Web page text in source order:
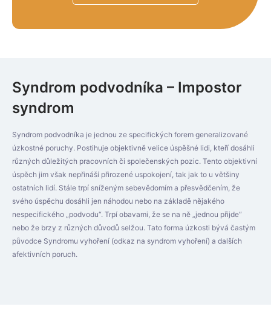
Syndrom podvodníka – Impostor
syndrom
Syndrom podvodníka je jednou ze specifických forem generalizované
úzkostné poruchy. Postihuje objektivně velice úspěšné lidi, kteří dosáhli
různých důležitých pracovních či společenských pozic. Tento objektivní
úspěch jim však nepřináší přirozené uspokojení, tak jak to u většiny
ostatních lidí. Stále trpí sníženým sebevědomím a přesvědčením, že
svého úspěchu dosáhli jen náhodou nebo na základě nějakého
nespecifického „podvodu“. Trpí obavami, že se na ně „jednou přijde“
nebo že brzy z různých důvodů selžou. Tato forma úzkosti bývá častým
původce Syndromu vyhoření (odkaz na syndrom vyhoření) a dalších
afektivních poruch.